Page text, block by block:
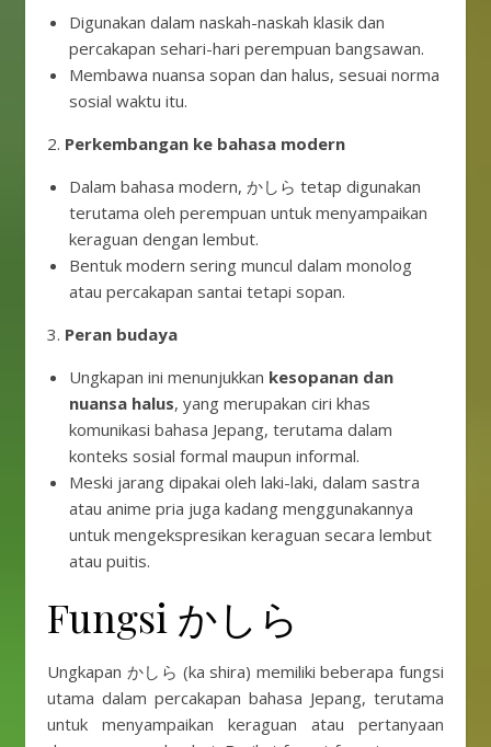
Digunakan dalam naskah-naskah klasik dan
percakapan sehari-hari perempuan bangsawan.
Membawa nuansa sopan dan halus, sesuai norma
sosial waktu itu.
2. Perkembangan ke bahasa modern
Dalam bahasa modern, かしら tetap digunakan
terutama oleh perempuan untuk menyampaikan
keraguan dengan lembut.
Bentuk modern sering muncul dalam monolog
atau percakapan santai tetapi sopan.
3. Peran budaya
Ungkapan ini menunjukkan kesopanan dan
nuansa halus, yang merupakan ciri khas
komunikasi bahasa Jepang, terutama dalam
konteks sosial formal maupun informal.
Meski jarang dipakai oleh laki-laki, dalam sastra
atau anime pria juga kadang menggunakannya
untuk mengekspresikan keraguan secara lembut
atau puitis.
Fungsi かしら
Ungkapan かしら (ka shira) memiliki beberapa fungsi
utama dalam percakapan bahasa Jepang, terutama
untuk menyampaikan keraguan atau pertanyaan